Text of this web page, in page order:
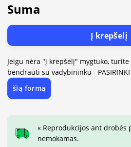
Suma
Į krepšelį
Jeigu nėra "į krepšelį" mygtuko,
bendrauti su vadybininku -
šią formą
« Reprodukcijos ant drobės
nemokamas.